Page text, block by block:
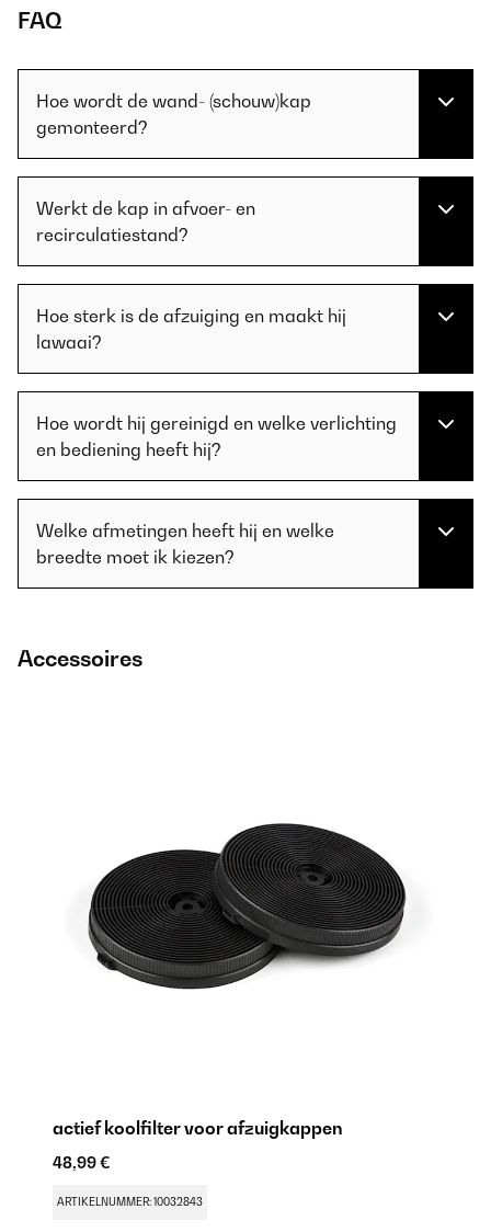
FAQ
Hoe wordt de wand- (schouw)kap
gemonteerd?
Werkt de kap in afvoer- en
recirculatiestand?
Hoe sterk is de afzuiging en maakt hij
lawaai?
Hoe wordt hij gereinigd en welke verlichting
en bediening heeft hij?
Welke afmetingen heeft hij en welke
breedte moet ik kiezen?
Accessoires
actief koolfilter voor afzuigkappen
48,99 €
ARTIKELNUMMER: 10032843